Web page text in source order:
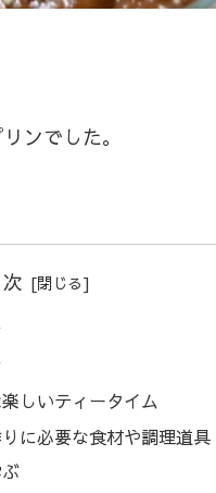
ンでした。
しいティータイム
に必要な食材や調理道具